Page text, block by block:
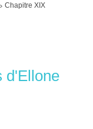
Chapitre XIX
d'Ellone